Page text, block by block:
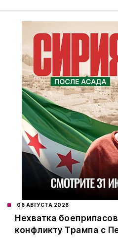
06 АВГУСТА 2026
Нехватка
конфликту Трампа с